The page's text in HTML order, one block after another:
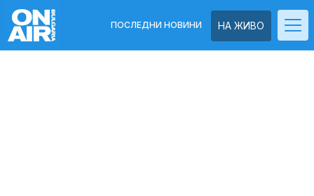
НА ЖИВО
ПОСЛЕДНИ НОВИНИ